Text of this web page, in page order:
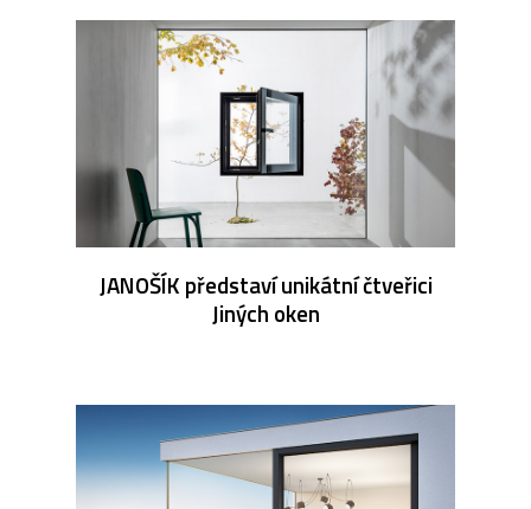
JANOŠÍK představí unikátní čtveřici
Jiných oken